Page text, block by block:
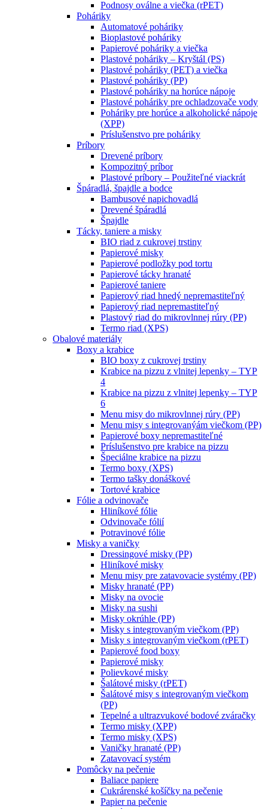
Podnosy oválne a viečka (rPET)
Poháriky
Automatové poháriky
Bioplastové poháriky
Papierové poháriky a viečka
Plastové poháriky – Kryštál (PS)
Plastové poháriky (PET) a viečka
Plastové poháriky (PP)
Plastové poháriky na horúce nápoje
Plastové poháriky pre ochladzovače vody
Poháriky pre horúce a alkoholické nápoje
(XPP)
Príslušenstvo pre poháriky
Príbory
Drevené príbory
Kompozitný príbor
Plastové príbory – Použiteľné viackrát
Špáradlá, špajdle a bodce
Bambusové napichovadlá
Drevené špáradlá
Špajdle
Tácky, taniere a misky
BIO riad z cukrovej trstiny
Papierové misky
Papierové podložky pod tortu
Papierové tácky hranaté
Papierové taniere
Papierový riad hnedý nepremastiteľný
Papierový riad nepremastiteľný
Plastový riad do mikrovlnnej rúry (PP)
Termo riad (XPS)
Obalové materiály
Boxy a krabice
BIO boxy z cukrovej trstiny
Krabice na pizzu z vlnitej lepenky – TYP
4
Krabice na pizzu z vlnitej lepenky – TYP
6
Menu misy do mikrovlnnej rúry (PP)
Menu misy s integrovanýám viečkom (PP)
Papierové boxy nepremastiteľné
Príslušenstvo pre krabice na pizzu
Špeciálne krabice na pizzu
Termo boxy (XPS)
Termo tašky donáškové
Tortové krabice
Fólie a odvinovače
Hliníkové fólie
Odvinovače fólií
Potravinové fólie
Misky a vaničky
Dressingové misky (PP)
Hliníkové misky
Menu misy pre zatavovacie systémy (PP)
Misky hranaté (PP)
Misky na ovocie
Misky na sushi
Misky okrúhle (PP)
Misky s integrovaným viečkom (PP)
Misky s integrovaným viečkom (rPET)
Papierové food boxy
Papierové misky
Polievkové misky
Šalátové misky (rPET)
Šalátové misy s integrovaným viečkom
(PP)
Tepelné a ultrazvukové bodové zváračky
Termo misky (XPP)
Termo misky (XPS)
Vaničky hranaté (PP)
Zatavovací systém
Pomôcky na pečenie
Baliace papiere
Cukrárenské košíčky na pečenie
Papier na pečenie